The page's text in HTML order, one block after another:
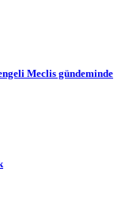
Meclis gündeminde